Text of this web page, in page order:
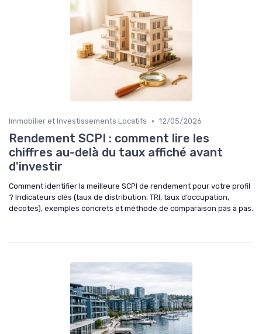
Immobilier et Investissements Locatifs • 12/05/2026
Rendement SCPI : comment lire les
chiffres au-delà du taux affiché avant
d'investir
Comment identifier la meilleure SCPI de rendement pour votre profil
? Indicateurs clés (taux de distribution, TRI, taux d’occupation,
décotes), exemples concrets et méthode de comparaison pas à pas.